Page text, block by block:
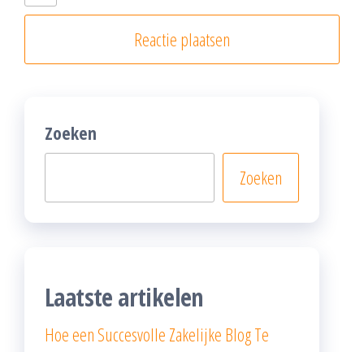
Zoeken
Zoeken
Laatste artikelen
Hoe een Succesvolle Zakelijke Blog Te